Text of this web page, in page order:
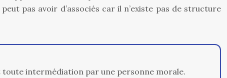
pas avoir d’associés car il n’existe pas de structure
intermédiation par une personne morale.